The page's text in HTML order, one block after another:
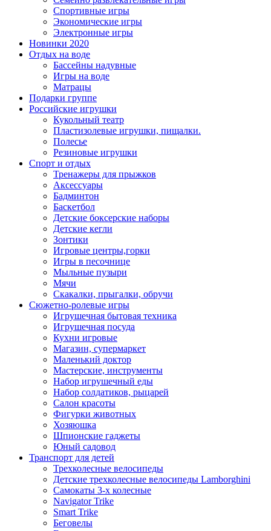
Спортивные игры
Экономические игры
Электронные игры
Новинки 2020
Отдых на воде
Бассейны надувные
Игры на воде
Матрацы
Подарки группе
Российские игрушки
Кукольный театр
Пластизолевые игрушки, пищалки.
Полесье
Резиновые игрушки
Спорт и отдых
Тренажеры для прыжков
Аксессуары
Бадминтон
Баскетбол
Детские боксерские наборы
Детские кегли
Зонтики
Игровые центры,горки
Игры в песочнице
Мыльные пузыри
Мячи
Скакалки, прыгалки, обручи
Сюжетно-ролевые игры
Игрушечная бытовая техника
Игрушечная посуда
Кухни игровые
Магазин, супермаркет
Маленький доктор
Мастерские, инструменты
Набор игрушечный еды
Набор солдатиков, рыцарей
Салон красоты
Фигурки животных
Хозяюшка
Шпионские гаджеты
Юный садовод
Транспорт для детей
Трехколесные велосипеды
Детские трехколесные велосипеды Lamborghini
Самокаты 3-х колесные
Navigator Trike
Smart Trike
Беговелы